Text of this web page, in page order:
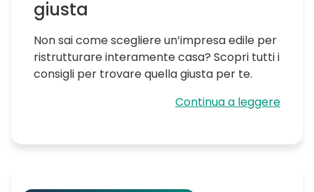
giusta
Non sai come scegliere un’impresa edile per
ristrutturare interamente casa? Scopri tutti i
consigli per trovare quella giusta per te.
Continua a leggere